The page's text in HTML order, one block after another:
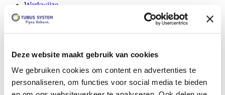
Deze website maakt gebruik van cookies
We gebruiken cookies om content en advertenties te
personaliseren, om functies voor social media te bieden
Werkwijze
Opdrachtgevers
Projecten
Over ons
Contact
Vacatures
Social media